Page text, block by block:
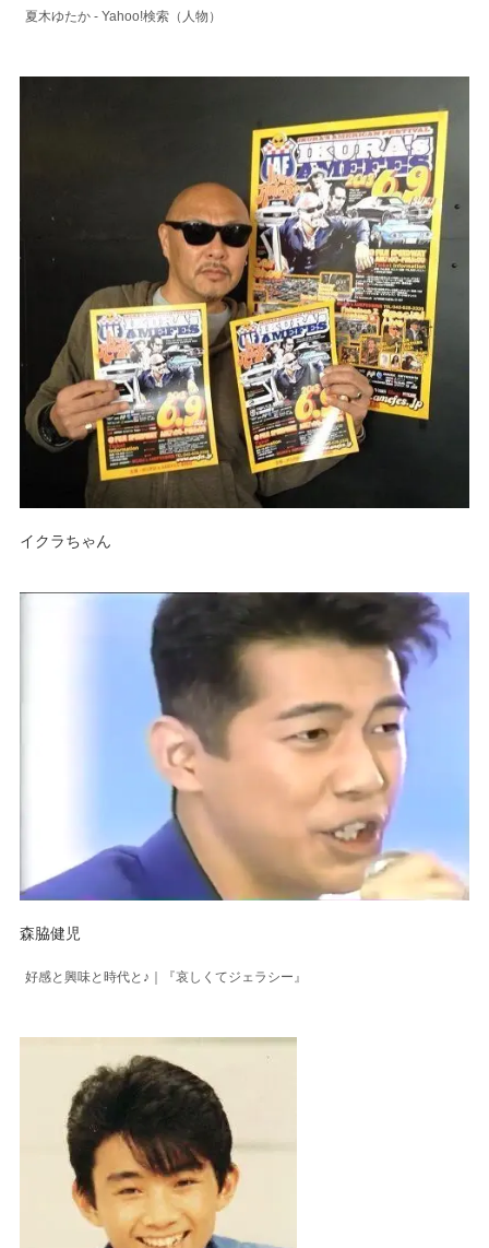
夏木ゆたか - Yahoo!検索（人物）
イクラちゃん
森脇健児
好感と興味と時代と♪｜『哀しくてジェラシー』